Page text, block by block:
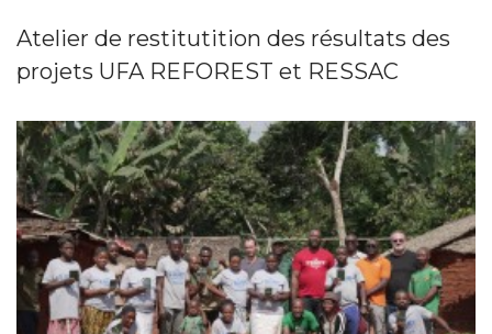
Atelier de restitutition des résultats des
projets UFA REFOREST et RESSAC